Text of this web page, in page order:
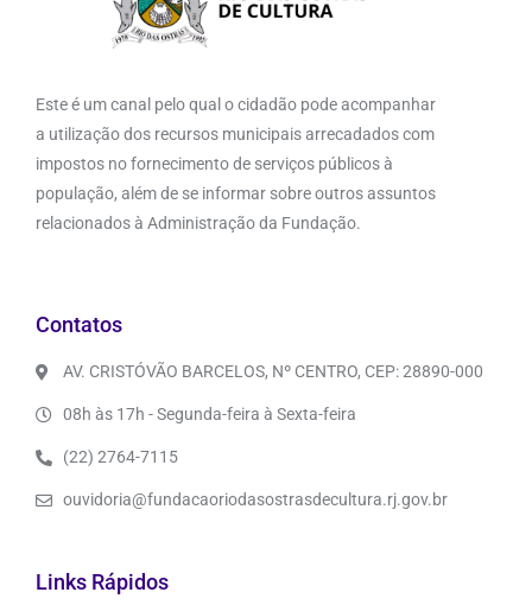
Este é um canal pelo qual o cidadão pode acompanhar
a utilização dos recursos municipais arrecadados com
impostos no fornecimento de serviços públicos à
população, além de se informar sobre outros assuntos
relacionados à Administração da Fundação.
Contatos
AV. CRISTÓVÃO BARCELOS, Nº CENTRO, CEP: 28890-000
08h às 17h - Segunda-feira à Sexta-feira
(22) 2764-7115
ouvidoria@fundacaoriodasostrasdecultura.rj.gov.br
Links Rápidos